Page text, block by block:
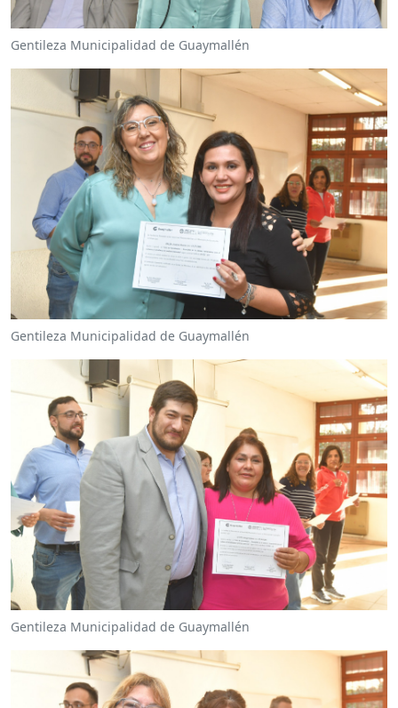
Gentileza Municipalidad de Guaymallén
Gentileza Municipalidad de Guaymallén
Gentileza Municipalidad de Guaymallén